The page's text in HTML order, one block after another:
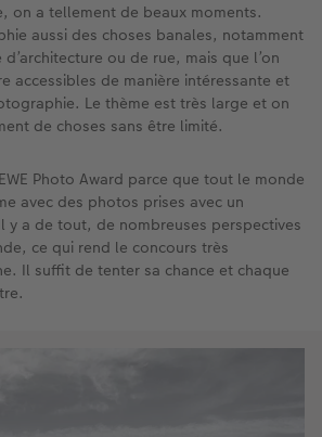
on a tellement de beaux moments.
aussi des choses banales, notamment
ou de rue, mais que l’on
accessibles de manière intéressante et
Le thème est très large et on
de choses sans être limité.
Photo Award parce que tout le monde
avec des photos prises avec un
a de tout, de nombreuses perspectives
ce qui rend le concours très
Il suffit de tenter sa chance et chaque